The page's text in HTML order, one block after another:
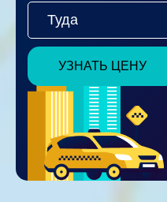
УЗНАТЬ ЦЕНУ